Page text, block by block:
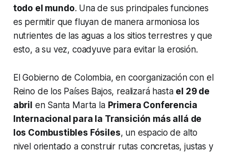
todo el mundo. Una de sus principales funciones
es permitir que fluyan de manera armoniosa los
nutrientes de las aguas a los sitios terrestres y que
esto, a su vez, coadyuve para evitar la erosión.
El Gobierno de Colombia, en coorganización con el
Reino de los Países Bajos, realizará hasta el 29 de
abril en Santa Marta la Primera Conferencia
Internacional para la Transición más allá de
los Combustibles Fósiles, un espacio de alto
nivel orientado a construir rutas concretas, justas y